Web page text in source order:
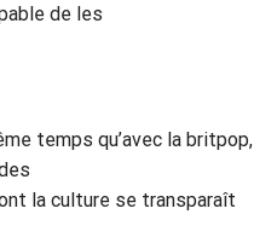
de les
temps qu’avec la britpop,
la culture se transparaît